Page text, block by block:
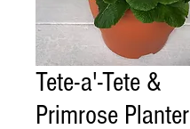
Tete-a'-Tete &
Primrose Planter